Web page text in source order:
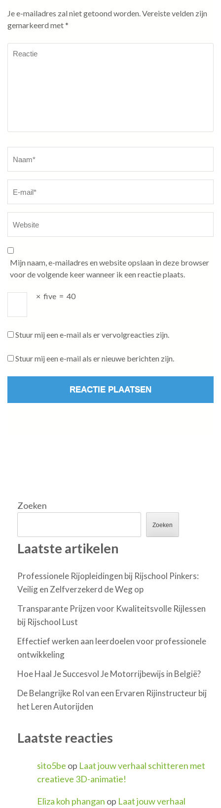
Je e-mailadres zal niet getoond worden.Vereiste velden zijn
gemarkeerd met*
Mijn naam, e-mailadres en website opslaan in deze browser
voor de volgende keer wanneer ik een reactie plaats.
× five = 40
Stuur mij een e-mail als er vervolgreacties zijn.
Stuur mij een e-mail als er nieuwe berichten zijn.
Zoeken
Zoeken
Laatste artikelen
Professionele Rijopleidingen bij Rijschool Pinkers:
Veilig en Zelfverzekerd de Weg op
Transparante Prijzen voor Kwaliteitsvolle Rijlessen
bij Rijschool Lust
Effectief werken aan leerdoelen voor professionele
ontwikkeling
Hoe Haal Je Succesvol Je Motorrijbewijs in België?
De Belangrijke Rol van een Ervaren Rijinstructeur bij
het Leren Autorijden
Laatste reacties
sito5be op Laat jouw verhaal schitteren met
creatieve 3D-animatie!
Eliza koh phangan op Laat jouw verhaal